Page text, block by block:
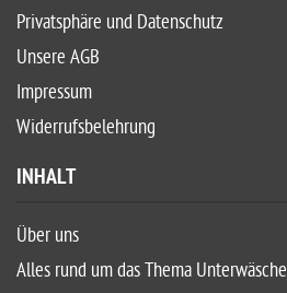
Privatsphäre und Datenschutz
Unsere AGB
Impressum
Widerrufsbelehrung
INHALT
Über uns
Alles rund um das Thema Unterwäsche